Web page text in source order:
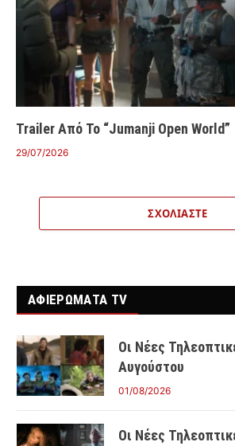
Trailer Από Το “Jumanji Open World”
29/07/2026
ΣΧΟΛΙΆΣΤΕ
ΑΦΙΕΡΩΜΑΤΑ TV
Οι Νέες
Αυγούστου
01/08/2026
Οι Νέες